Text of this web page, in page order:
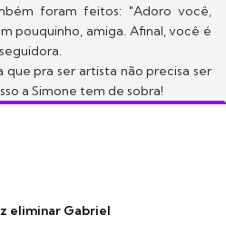
foram feitos: "Adoro você,
pouquinho, amiga. Afinal, você é
pra ser artista não precisa ser
a Simone tem de sobra!
eliminar Gabriel